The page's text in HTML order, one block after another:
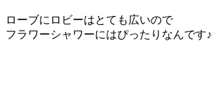
ローブにロビーはとても広いので
フラワーシャワーにはぴったりなんです♪